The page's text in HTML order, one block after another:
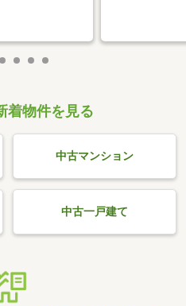
着物件を見る
中古マンション
中古一戸建て